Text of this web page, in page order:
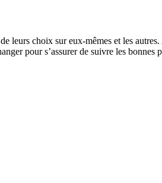
leurs choix sur eux-mêmes et les
pour s’assurer de suivre les